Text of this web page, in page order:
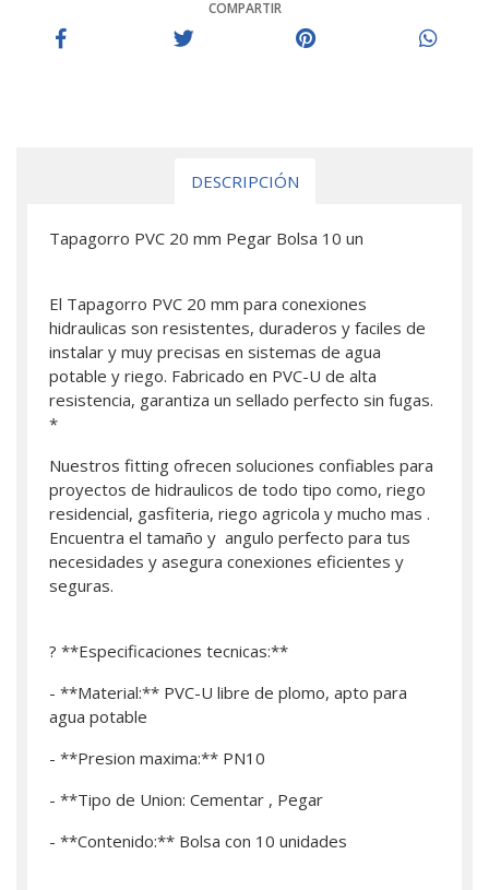
COMPARTIR
DESCRIPCIÓN
Tapagorro PVC 20 mm Pegar Bolsa 10 un
El Tapagorro PVC 20 mm para conexiones
hidraulicas son resistentes, duraderos y faciles de
instalar y muy precisas en sistemas de agua
potable y riego. Fabricado en PVC-U de alta
resistencia, garantiza un sellado perfecto sin fugas.
*
Nuestros fitting ofrecen soluciones confiables para
proyectos de hidraulicos de todo tipo como, riego
residencial, gasfiteria, riego agricola y mucho mas .
Encuentra el tamaño y angulo perfecto para tus
necesidades y asegura conexiones eficientes y
seguras.
? **Especificaciones tecnicas:**
- **Material:** PVC-U libre de plomo, apto para
agua potable
- **Presion maxima:** PN10
- **Tipo de Union: Cementar , Pegar
- **Contenido:** Bolsa con 10 unidades